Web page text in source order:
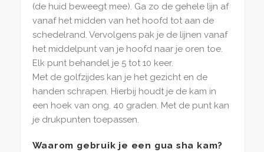
(de huid beweegt mee). Ga zo de gehele lijn af
vanaf het midden van het hoofd tot aan de
schedelrand. Vervolgens pak je de lijnen vanaf
het middelpunt van je hoofd naar je oren toe.
Elk punt behandel je 5 tot 10 keer.
Met de golfzijdes kan je het gezicht en de
handen schrapen. Hierbij houdt je de kam in
een hoek van ong. 40 graden. Met de punt kan
je drukpunten toepassen.
Waarom gebruik je een gua sha kam?